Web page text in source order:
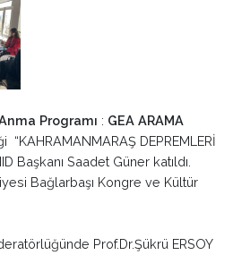
Programı : GEA ARAMA
“KAHRAMANMARAŞ DEPREMLERİ
Başkanı Saadet Güner katıldı.
Bağlarbaşı Kongre ve Kültür
Prof.Dr.Şükrü ERSOY